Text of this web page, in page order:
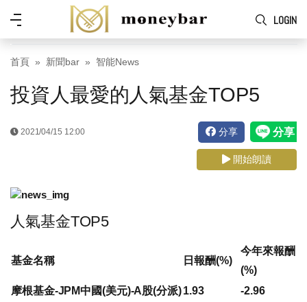
Skip to main content
LOGIN
功
能
表
首頁 新聞bar 智能News
投資人最愛的人氣基金TOP5
2021/04/15 12:00 分享
開始朗讀
人氣基金TOP5
基金名稱 日報酬(%)
今年來報酬
(%)
摩根基金-JPM中國(美元)-A股(分派)1.93
-2.96